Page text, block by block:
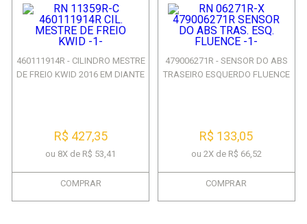
460111914R - CILINDRO MESTRE
DE FREIO KWID 2016 EM DIANTE
R$ 427,35
ou 8X de R$ 53,41
COMPRAR
479006271R - SENSOR DO ABS
TRASEIRO ESQUERDO FLUENCE
R$ 133,05
ou 2X de R$ 66,52
COMPRAR